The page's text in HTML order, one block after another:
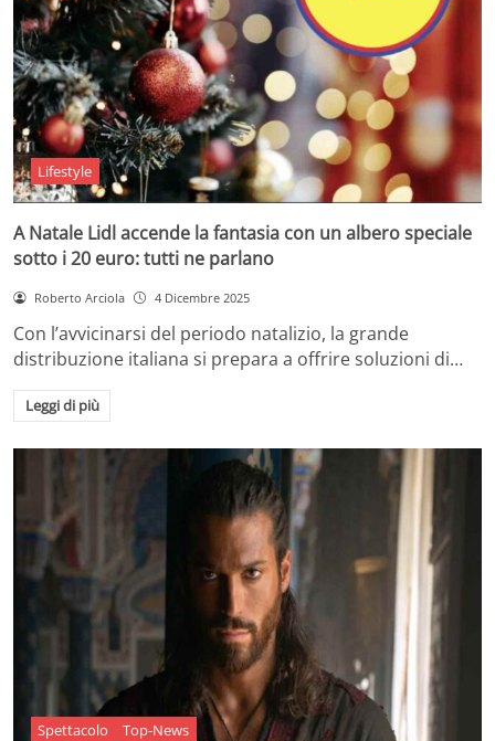
Lifestyle
A Natale Lidl accende la fantasia con un albero speciale
sotto i 20 euro: tutti ne parlano
Roberto Arciola 4 Dicembre 2025
Con l’avvicinarsi del periodo natalizio, la grande
distribuzione italiana si prepara a offrire soluzioni di…
Leggi di più
Spettacolo Top-News